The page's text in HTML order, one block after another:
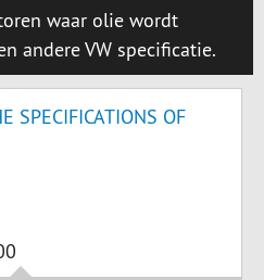
waar olie wordt
andere VW specificatie.
SPECIFICATIONS OF